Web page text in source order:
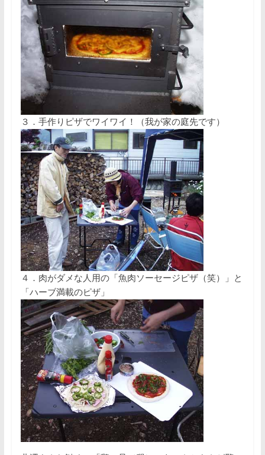
３．手作りピザでワイワイ！（我が家の庭先です）
４．肉がダメな人用の「魚肉ソーセージピザ（笑）」と
「ハーブ満載のピザ」